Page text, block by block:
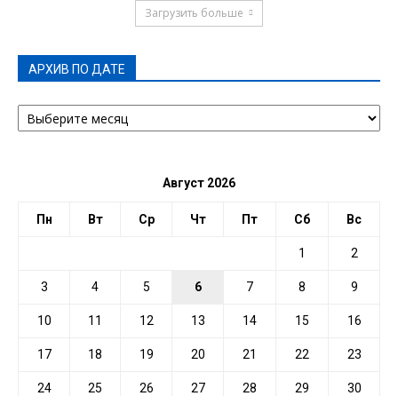
Загрузить больше
АРХИВ ПО ДАТЕ
АРХИВ
ПО
Август 2026
Пн Вт Ср Чт Пт Сб Вс
1 2
3 4 5 6 7 8 9
10 11 12 13 14 15 16
17 18 19 20 21 22 23
24 25 26 27 28 29 30